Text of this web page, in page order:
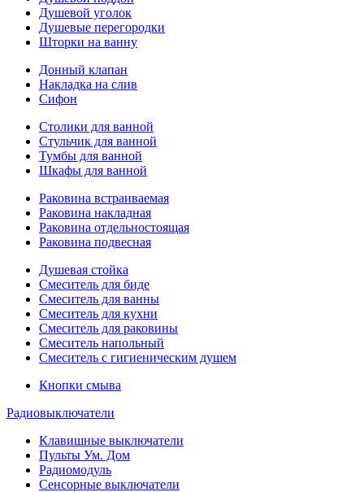
Душевой уголок
Душевые перегородки
Шторки на ванну
Донный клапан
Накладка на слив
Сифон
Столики для ванной
Стульчик для ванной
Тумбы для ванной
Шкафы для ванной
Раковина встраиваемая
Раковина накладная
Раковина отдельностоящая
Раковина подвесная
Душевая стойка
Смеситель для биде
Смеситель для ванны
Смеситель для кухни
Смеситель для раковины
Смеситель напольный
Смеситель с гигиеническим душем
Кнопки смыва
Радиовыключатели
Клавишные выключатели
Пульты Ум. Дом
Радиомодуль
Сенсорные выключатели